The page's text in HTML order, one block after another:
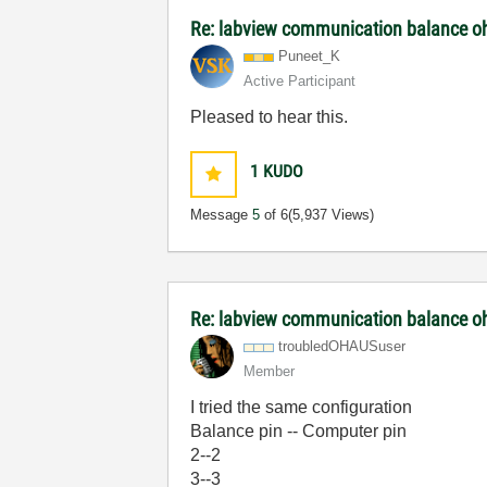
Re: labview communication balance
Puneet_K
Active Participant
Pleased to hear this.
1 KUDO
Message5 of 6(5,937 Views)
Re: labview communication balance
troubledOHAUSuser
Member
I tried the same configuration
Balance pin -- Computer pin
2--2
3--3